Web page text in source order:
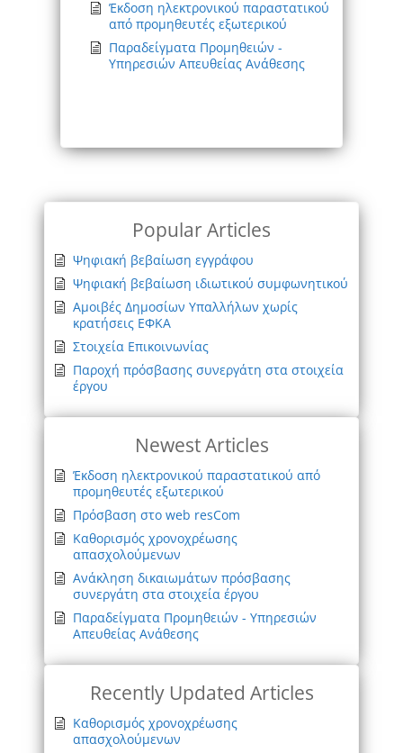
Έκδοση ηλεκτρονικού παραστατικού
από προμηθευτές εξωτερικού
Παραδείγματα Προμηθειών -
Υπηρεσιών Απευθείας Ανάθεσης
Popular Articles
Ψηφιακή βεβαίωση εγγράφου
Ψηφιακή βεβαίωση ιδιωτικού συμφωνητικού
Αμοιβές Δημοσίων Υπαλλήλων χωρίς
κρατήσεις ΕΦΚΑ
Στοιχεία Επικοινωνίας
Παροχή πρόσβασης συνεργάτη στα στοιχεία
έργου
Newest Articles
Έκδοση ηλεκτρονικού παραστατικού από
προμηθευτές εξωτερικού
Πρόσβαση στο web resCom
Καθορισμός χρονοχρέωσης
απασχολούμενων
Ανάκληση δικαιωμάτων πρόσβασης
συνεργάτη στα στοιχεία έργου
Παραδείγματα Προμηθειών - Υπηρεσιών
Απευθείας Ανάθεσης
Recently Updated Articles
Καθορισμός χρονοχρέωσης
απασχολούμενων